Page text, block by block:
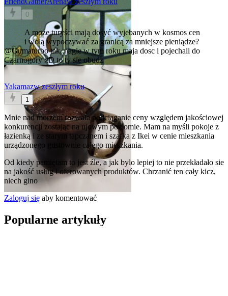
0
A może turyści mają dosyć wyjebanych w kosmos cen
i wolą wypoczywać za granicą za mniejsze pieniądze?
@Gumaturbotak, nagle w tym roku maja dosc i pojechali do
Czarnogory xD to ty sie obudz
Yakamazw zeszłym roku
1
Mnie nad morzem rozwala podciąganie ceny względem jakościowej
konkurencji zostając na ujowym poziomie. Mam na myśli pokoje z
łazienką i ze starym tapczanem i szafka z Ikei w cenie mieszkania
urządzonego gustownie całego mieszkania.
Od kiedy pamiętam to jest źle, a jak bylo lepiej to nie przekładało sie
na jakość usług i oferowanych produktów. Chrzanić ten cały kicz,
niech gino
Zaloguj się aby komentować
Popularne artykuły